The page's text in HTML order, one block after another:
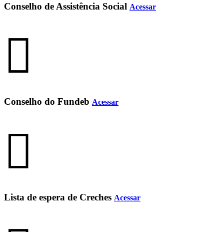
Conselho de Assistência Social Acessar
Conselho do Fundeb Acessar
Lista de espera de Creches Acessar